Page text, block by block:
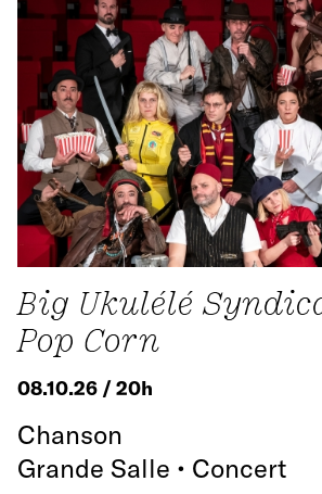
Big Ukulélé
Pop Corn
08.10.26 / 20h
Chanson
Grande Salle • Concert